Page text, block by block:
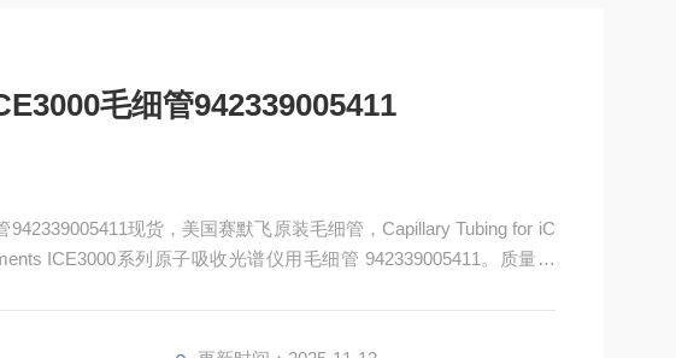
毛细管942339005411
942339005411现货，美国赛默飞原装毛细管，Capillary Tubing for iC
ICE3000系列原子吸收光谱仪用毛细管 942339005411。质量可